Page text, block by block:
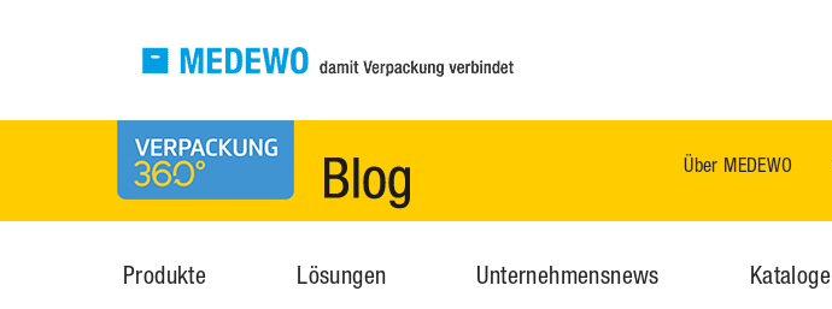
MEDEWO Verpackungen
News Über MEDEWO
Produkte Lösungen Unternehmensnews Kataloge